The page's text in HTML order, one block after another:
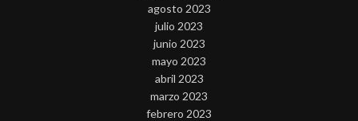
agosto 2023
julio 2023
junio 2023
mayo 2023
abril 2023
marzo 2023
febrero 2023